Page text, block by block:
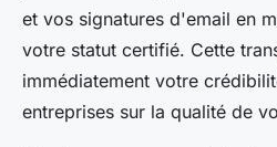
et vos signatures d'email en
votre statut certifié. Cette
immédiatement votre
entreprises sur la qualité de